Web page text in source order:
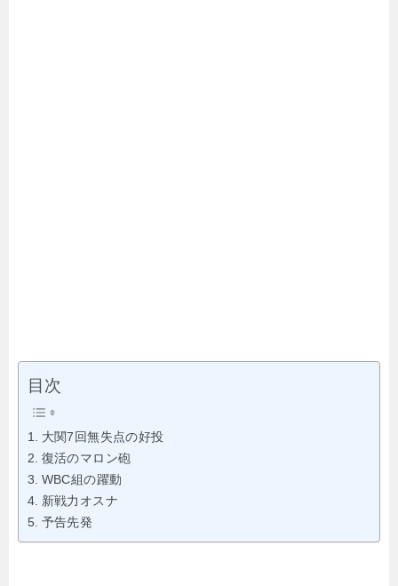
目次
大関7回無失点の好投
復活のマロン砲
WBC組の躍動
新戦力オスナ
予告先発